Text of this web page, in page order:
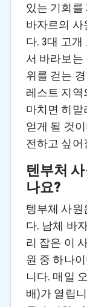
있는 기회를
바자르의 사
다. 3대 고
서 바라보는
위를 걷는
레스트 지역
마치면 히말
얻게 될 것
전하고 싶어
텐부처
나요?
텡부체 사원
다. 남체 바
리 잡은 이
원 중 하나
니다. 매일
배)가 열립